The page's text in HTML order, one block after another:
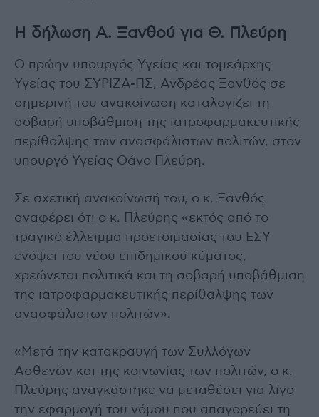
Η δήλωση Α. Ξανθού για Θ. Πλεύρη
Ο πρώην υπουργός Υγείας και τομεάρχης
Υγείας του ΣΥΡΙΖΑ-ΠΣ, Ανδρέας Ξανθός σε
σημερινή του ανακοίνωση καταλογίζει τη
σοβαρή υποβάθμιση της ιατροφαρμακευτικής
περίθαλψης των ανασφάλιστων πολιτών, στον
υπουργό Υγείας Θάνο Πλεύρη.
Σε σχετική ανακοίνωσή του, ο κ. Ξανθός
αναφέρει ότι ο κ. Πλεύρης «εκτός από το
τραγικό έλλειμμα προετοιμασίας του ΕΣΥ
ενόψει του νέου επιδημικού κύματος,
χρεώνεται πολιτικά και τη σοβαρή υποβάθμιση
της ιατροφαρμακευτικής περίθαλψης των
ανασφάλιστων πολιτών».
«Μετά την κατακραυγή των Συλλόγων
Ασθενών και της κοινωνίας των πολιτών, ο κ.
Πλεύρης αναγκάστηκε να μεταθέσει για λίγο
την εφαρμογή του νόμου που απαγορεύει τη